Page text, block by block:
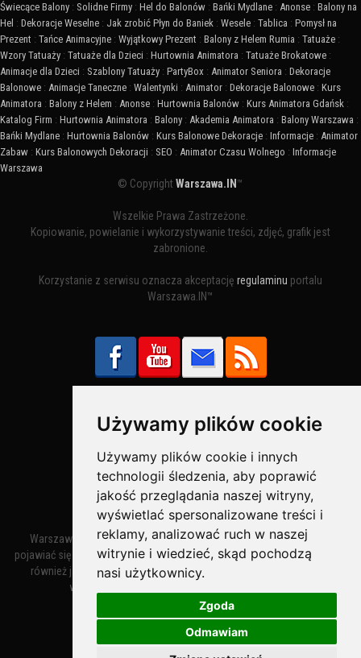
Używamy plików cookie
Używamy plików cookie i innych
technologii śledzenia, aby poprawić
jakość przeglądania naszej witryny,
wyświetlać spersonalizowane treści i
reklamy, analizować ruch w naszej
witrynie i wiedzieć, skąd pochodzą
nasi użytkownicy.
Zgoda
Odmawiam
Świecące Balony : Solidne Firmy : Hel do Balonów : Bańki Mydlane : Anonse : Balony na
Hel : Dekoracje Weselne : Jak zrobić Płyn do Baniek : Wesele : Tablica : Pomysł na
Prezent : Tańce Animacyjne : Wyjątkowy Prezent : Balony z Helem Rumia : Tatuaże :
Wzory Tatuaży : Tatuaże dla Dzieci : Hurtownia Animatora : Tatuaże Brokatowe :
Animacje dla Dzieci : Szablony Tatuaży : PartyBox : Animator Seniora : Dekoracje
Balonowe : Animacje Taneczne : Walentynki : Animator : Dekoracje Balonowe : Kurs
Animatora : Balony z Helem : Anonse : Hurtownia Balonów : Kurs Animatora Gdańsk :
Katalog Firm : Hurtownia Animatora : Balony : Akademia Animatora : Balony Warszawa :
Bańki Mydlane : Hurtownia Balonów : Kurs Balonowe Dekoracje : Informacje : Animator
Zabaw : Kurs Balonowych Dekoracji : SEO : Animator Czasu Wolnego : Informacje
Warszawa
© CopyrightWarszawa.IN ™
Wszelkie Prawa Zastrzeżone.
Kopiowanie, powielanie i wykorzystywanie treści, zdjęć, grafik jest
zabronione.
Korzystanie z serwisu oznacza akceptację regulaminu portalu
Warszawa.IN™
Bezpieczne Płatności obsługuje:
Warszawa – miasto stołeczne Warszawa. Nazwa miasta zaczęła
pojawiać się w dokumentach w XIV wieku jako Warszewa, a od XV wieku
również jako Warszowa. Zmiana nazwy na Warszawa w XV wieku
wynikała z mazowieckiej wymowy dialektycznej.